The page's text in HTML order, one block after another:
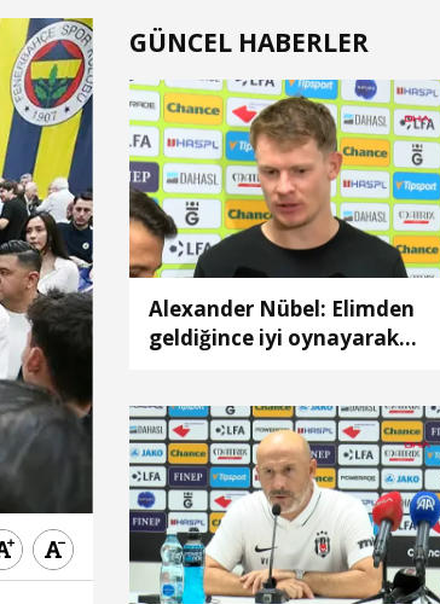
GÜNCEL HABERLER
Alexander Nübel: Elimden
geldiğince iyi oynayarak